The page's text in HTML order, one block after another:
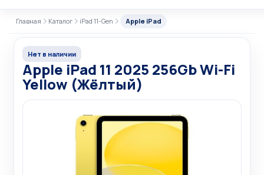
Главная Каталог iPad 11-Gen Apple iPad
Нет в наличии
Apple iPad 11 2025 256Gb Wi-Fi
Yellow (Жёлтый)